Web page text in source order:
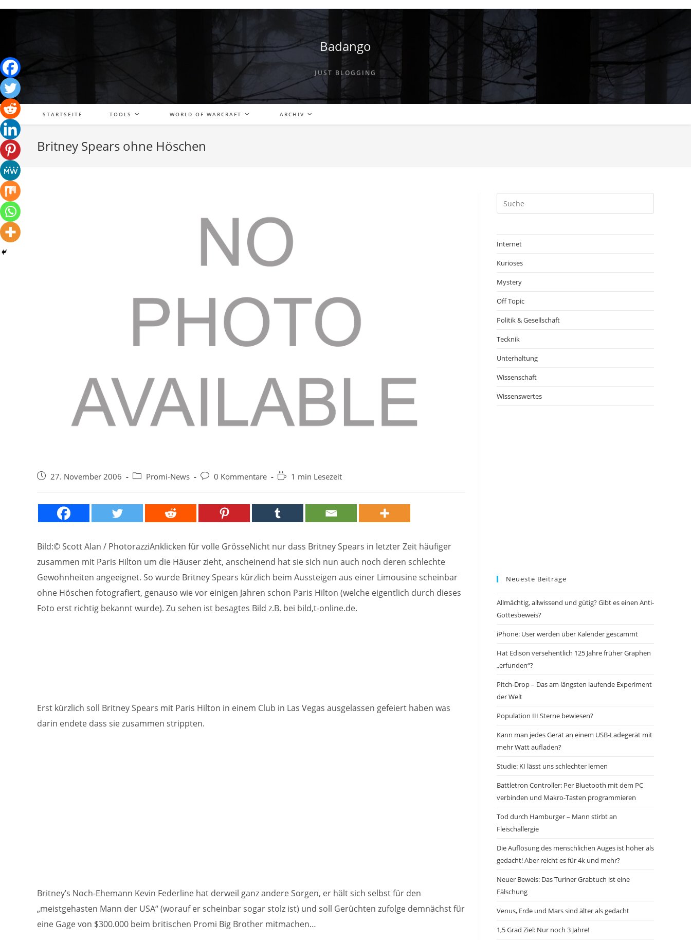
Badango
JUST BLOGGING
STARTSEITE TOOLS WORLD OF WARCRAFT ARCHIV
Britney Spears ohne Höschen
Beitrag27. November 2006
Beitrags-
Promi-News
Beitrags-
0 Kommentare Lesedauer:
1 min Lesezeit
Bild:© Scott Alan / PhotorazziAnklicken für volle GrösseNicht nur dass Britney Spears in letzter Zeit häufiger
zusammen mit Paris Hilton um die Häuser zieht, anscheinend hat sie sich nun auch noch deren schlechte
Gewohnheiten angeeignet. So wurde Britney Spears kürzlich beim Aussteigen aus einer Limousine scheinbar
ohne Höschen fotografiert, genauso wie vor einigen Jahren schon Paris Hilton (welche eigentlich durch dieses
Foto erst richtig bekannt wurde). Zu sehen ist besagtes Bild z.B. bei bild,t-online.de.
Erst kürzlich soll Britney Spears mit Paris Hilton in einem Club in Las Vegas ausgelassen gefeiert haben was
darin endete dass sie zusammen strippten.
Britney’s Noch-Ehemann Kevin Federline hat derweil ganz andere Sorgen, er hält sich selbst für den
„meistgehasten Mann der USA“ (worauf er scheinbar sogar stolz ist) und soll Gerüchten zufolge demnächst für
eine Gage von $300.000 beim britischen Promi Big Brother mitmachen…
Internet
Kurioses
Mystery
Off Topic
Politik & Gesellschaft
Tecknik
Unterhaltung
Wissenschaft
Wissenswertes
Neueste Beiträge
Allmächtig, allwissend und gütig? Gibt es einen Anti-
Gottesbeweis?
iPhone: User werden über Kalender gescammt
Hat Edison versehentlich 125 Jahre früher Graphen
„erfunden“?
Pitch-Drop – Das am längsten laufende Experiment
der Welt
Population III Sterne bewiesen?
Kann man jedes Gerät an einem USB-Ladegerät mit
mehr Watt aufladen?
Studie: KI lässt uns schlechter lernen
Battletron Controller: Per Bluetooth mit dem PC
verbinden und Makro-Tasten programmieren
Tod durch Hamburger – Mann stirbt an
Fleischallergie
Die Auflösung des menschlichen Auges ist höher als
gedacht! Aber reicht es für 4k und mehr?
Neuer Beweis: Das Turiner Grabtuch ist eine
Fälschung
Venus, Erde und Mars sind älter als gedacht
1,5 Grad Ziel: Nur noch 3 Jahre!